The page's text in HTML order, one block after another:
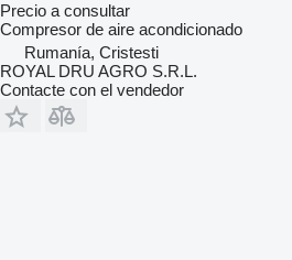
Precio a consultar
Compresor de aire acondicionado
Rumanía, Cristesti
ROYAL DRU AGRO S.R.L.
Contacte con el vendedor